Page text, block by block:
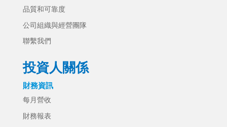
品質和可靠度
公司組織與經營團隊
聯繫我們
投資人關係
財務資訊
每月營收
財務報表